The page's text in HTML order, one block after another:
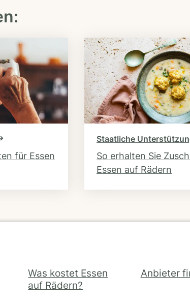
für Essen
Staatliche
So erhalten Sie
Essen auf Rädern
Was kostet Essen
auf Rädern?
Anbieter